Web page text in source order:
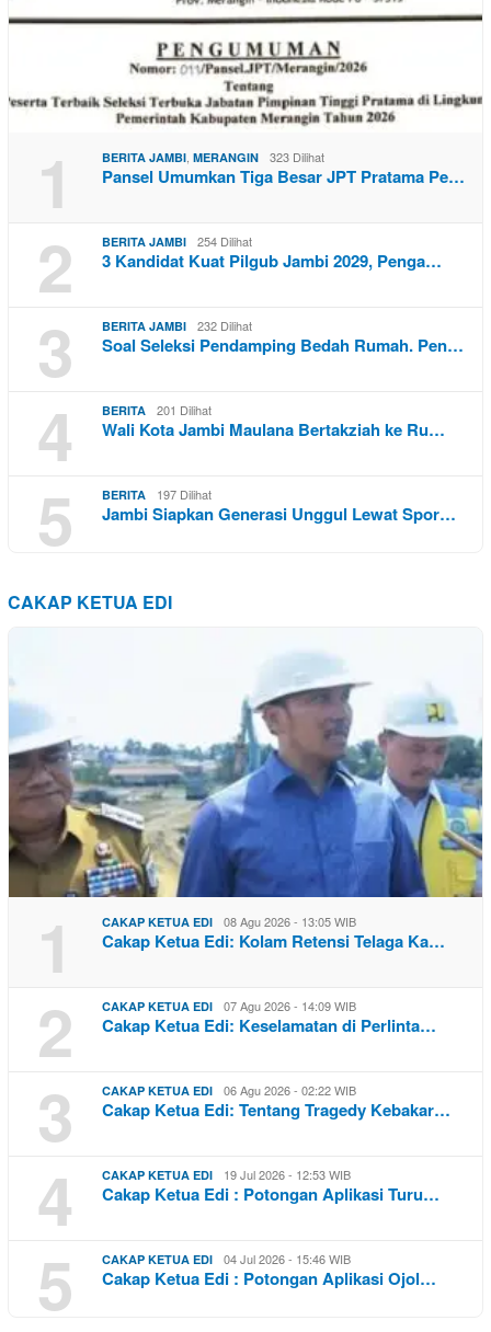
1 BERITA JAMBI, MERANGIN 323 Dilihat
Pansel Umumkan Tiga Besar JPT Pratama Pe…
2 BERITA JAMBI 254 Dilihat
3 Kandidat Kuat Pilgub Jambi 2029, Penga…
3 BERITA JAMBI 232 Dilihat
Soal Seleksi Pendamping Bedah Rumah. Pen…
4 BERITA 201 Dilihat
Wali Kota Jambi Maulana Bertakziah ke Ru…
5 BERITA 197 Dilihat
Jambi Siapkan Generasi Unggul Lewat Spor…
CAKAP KETUA EDI
1 CAKAP KETUA EDI 08 Agu 2026 - 13:05 WIB
Cakap Ketua Edi: Kolam Retensi Telaga Ka…
2 CAKAP KETUA EDI 07 Agu 2026 - 14:09 WIB
Cakap Ketua Edi: Keselamatan di Perlinta…
3 CAKAP KETUA EDI 06 Agu 2026 - 02:22 WIB
Cakap Ketua Edi: Tentang Tragedy Kebakar…
4 CAKAP KETUA EDI 19 Jul 2026 - 12:53 WIB
Cakap Ketua Edi : Potongan Aplikasi Turu…
5 CAKAP KETUA EDI 04 Jul 2026 - 15:46 WIB
Cakap Ketua Edi : Potongan Aplikasi Ojol…